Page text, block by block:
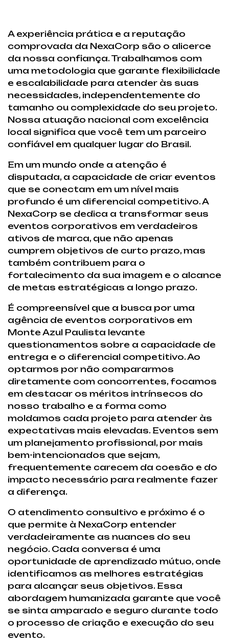
A experiência prática e a reputação
comprovada da NexaCorp são o alicerce
da nossa confiança. Trabalhamos com
uma metodologia que garante flexibilidade
e escalabilidade para atender às suas
necessidades, independentemente do
tamanho ou complexidade do seu projeto.
Nossa atuação nacional com excelência
local significa que você tem um parceiro
confiável em qualquer lugar do Brasil.
Em um mundo onde a atenção é
disputada, a capacidade de criar eventos
que se conectam em um nível mais
profundo é um diferencial competitivo. A
NexaCorp se dedica a transformar seus
eventos corporativos em verdadeiros
ativos de marca, que não apenas
cumprem objetivos de curto prazo, mas
também contribuem para o
fortalecimento da sua imagem e o alcance
de metas estratégicas a longo prazo.
É compreensível que a busca por uma
agência de eventos corporativos em
Monte Azul Paulista levante
questionamentos sobre a capacidade de
entrega e o diferencial competitivo. Ao
optarmos por não compararmos
diretamente com concorrentes, focamos
em destacar os méritos intrínsecos do
nosso trabalho e a forma como
moldamos cada projeto para atender às
expectativas mais elevadas. Eventos sem
um planejamento profissional, por mais
bem-intencionados que sejam,
frequentemente carecem da coesão e do
impacto necessário para realmente fazer
a diferença.
O atendimento consultivo e próximo é o
que permite à NexaCorp entender
verdadeiramente as nuances do seu
negócio. Cada conversa é uma
oportunidade de aprendizado mútuo, onde
identificamos as melhores estratégias
para alcançar seus objetivos. Essa
abordagem humanizada garante que você
se sinta amparado e seguro durante todo
o processo de criação e execução do seu
evento.